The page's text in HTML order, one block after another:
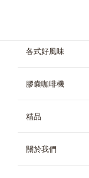
各式好風味
黑咖啡
茶飲
冰飲
膠囊咖啡機
Genio S
精品
所有精品
關於我們